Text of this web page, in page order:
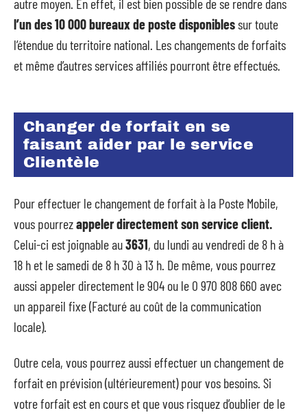
autre moyen. En effet, il est bien possible de se rendre dans
l’un des 10 000 bureaux de poste disponiblessur toute
l’étendue du territoire national. Les changements de forfaits
et même d’autres services affiliés pourront être effectués.
Changer de forfait en se
faisant aider par le service
Clientèle
Pour effectuer le changement de forfait à la Poste Mobile,
vous pourrezappeler directement son service client.
Celui-ci est joignable au3631, du lundi au vendredi de 8 h à
18 h et le samedi de 8 h 30 à 13 h. De même, vous pourrez
aussi appeler directement le 904 ou le 0 970 808 660 avec
un appareil fixe (Facturé au coût de la communication
locale).
Outre cela, vous pourrez aussi effectuer un changement de
forfait en prévision (ultérieurement) pour vos besoins. Si
votre forfait est en cours et que vous risquez d’oublier de le